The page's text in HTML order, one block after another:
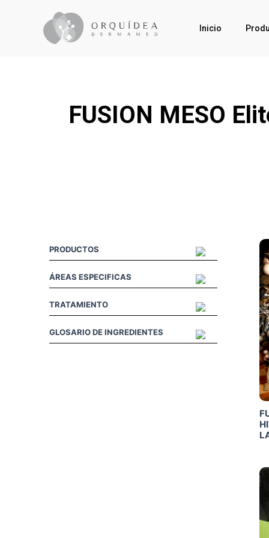
Inicio
FUSION MESO
PRODUCTOS
ÁREAS ESPECIFICAS
TRATAMIENTO
GLOSARIO DE INGREDIENTES